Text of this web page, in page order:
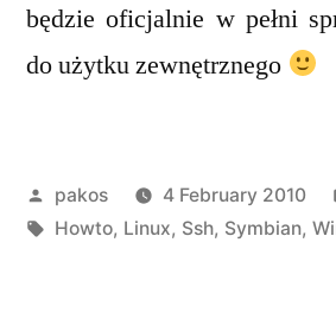
będzie oficjalnie w pełni
do użytku zewnętrznego
Posted
by
pakos 4 February 2010
Tags:
Howto, Linux, Ssh, Symbian,